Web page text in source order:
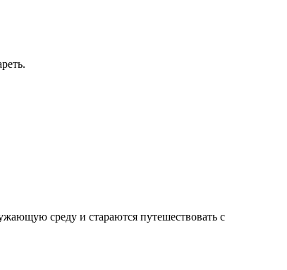
среду и стараются путешествовать с